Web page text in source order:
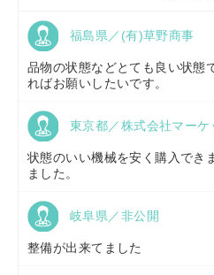
京都府／
福島県／(有)草野商事
山形県／株式会社ノーキステ
福島県／(有)草野商事
品物の状態などとても良い状態
ればお願いしたいです。
東京都／株式会社マー
状態のいい機械を安く購入でき
ました。
岐阜県／非公開
整備が出来てました